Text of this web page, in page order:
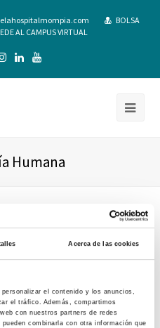
Acerca de las cookies
el contenido y los anuncios,
el tráfico. Además, compartimos
con nuestros partners de redes
combinarla con otra información que
BOLSA
AL CAMPUS VIRTUAL
Humana